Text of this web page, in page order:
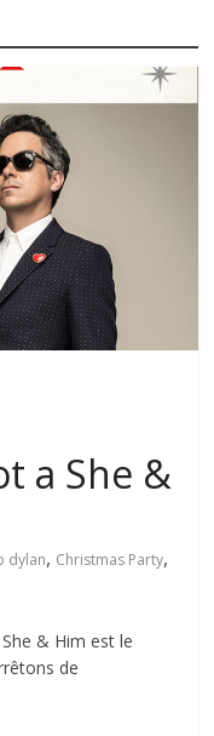
a She &
dylan, Christmas Party,
She & Him est le
de